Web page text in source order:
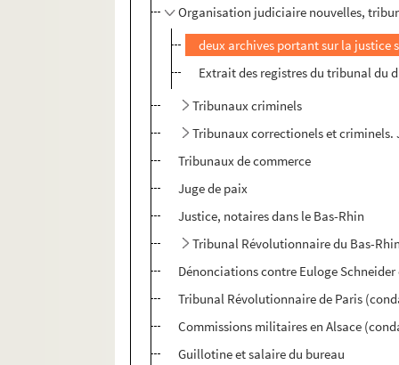
Organisation judiciaire nouvelles,
deux archives portant sur la justice
Extrait des registres du tribunal du
Tribunaux criminels
Tribunaux correctionels et
Tribunaux de commerce
Juge de paix
Justice, notaires dans le Bas-Rhin
Tribunal Révolutionnaire du Bas-
Dénonciations contre Euloge Schneider
Tribunal Révolutionnaire de Paris
Commissions militaires en Alsace
Guillotine et salaire du bureau